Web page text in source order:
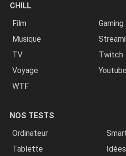
CHILL
Film
Gaming
Musique
TV
Twitch
Voyage
Youtube
WTF
NOS TESTS
Ordinateur
Tablette